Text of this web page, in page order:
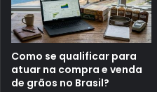
Como se qualificar para
atuar na compra e venda
de grãos no Brasil?